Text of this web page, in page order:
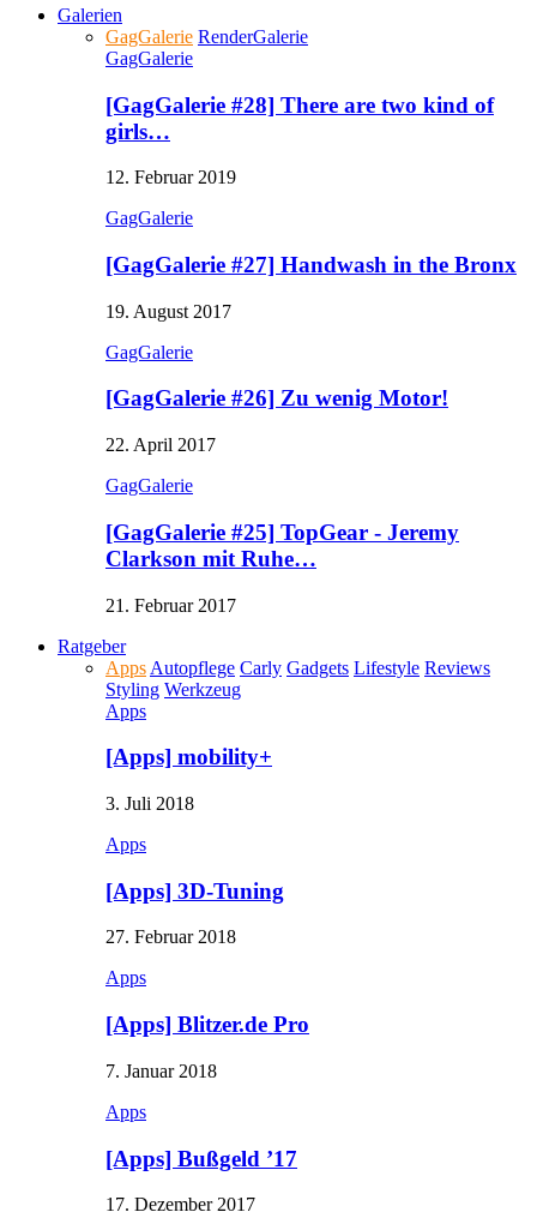
Galerien
GagGalerie RenderGalerie
GagGalerie
[GagGalerie #28] There are two kind of
girls…
12. Februar 2019
GagGalerie
[GagGalerie #27] Handwash in the Bronx
19. August 2017
GagGalerie
[GagGalerie #26] Zu wenig Motor!
22. April 2017
GagGalerie
[GagGalerie #25] TopGear - Jeremy
Clarkson mit Ruhe…
21. Februar 2017
Ratgeber
Apps Autopflege Carly Gadgets Lifestyle Reviews
Styling Werkzeug
Apps
[Apps] mobility+
3. Juli 2018
Apps
[Apps] 3D-Tuning
27. Februar 2018
Apps
[Apps] Blitzer.de Pro
7. Januar 2018
Apps
[Apps] Bußgeld ’17
17. Dezember 2017